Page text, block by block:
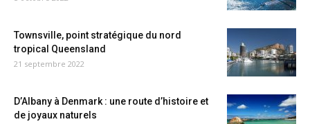
Townsville, point stratégique du nord
tropical Queensland
21 septembre 2022
D’Albany à Denmark : une route d’histoire et
de joyaux naturels